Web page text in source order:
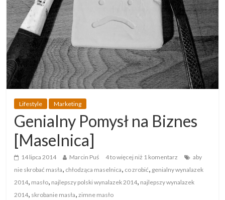
Lifestyle Marketing
Genialny Pomysł na Biznes
[Maselnica]
14 lipca 2014 Marcin Puś 4 to więcej niż 1 komentarz
aby
nie skrobać masła, chłodząca maselnica, co zrobić, genialny wynalazek
2014, masło, najlepszy polski wynalazek 2014, najlepszy wynalazek
2014, skrobanie masła,zimne masło